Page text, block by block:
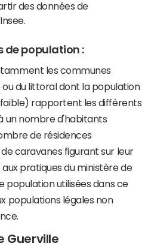
des données de
de population :
les communes
du littoral dont la population
rapportent les différents
un nombre d'habitants
de résidences
caravanes figurant sur leur
pratiques du ministère de
population utilisées dans ce
populations légales non
Guerville